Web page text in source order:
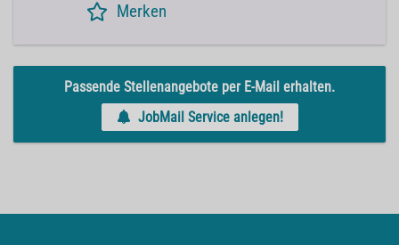
Merken
Passende Stellenangebote per E-Mail erhalten.
JobMail Service anlegen!